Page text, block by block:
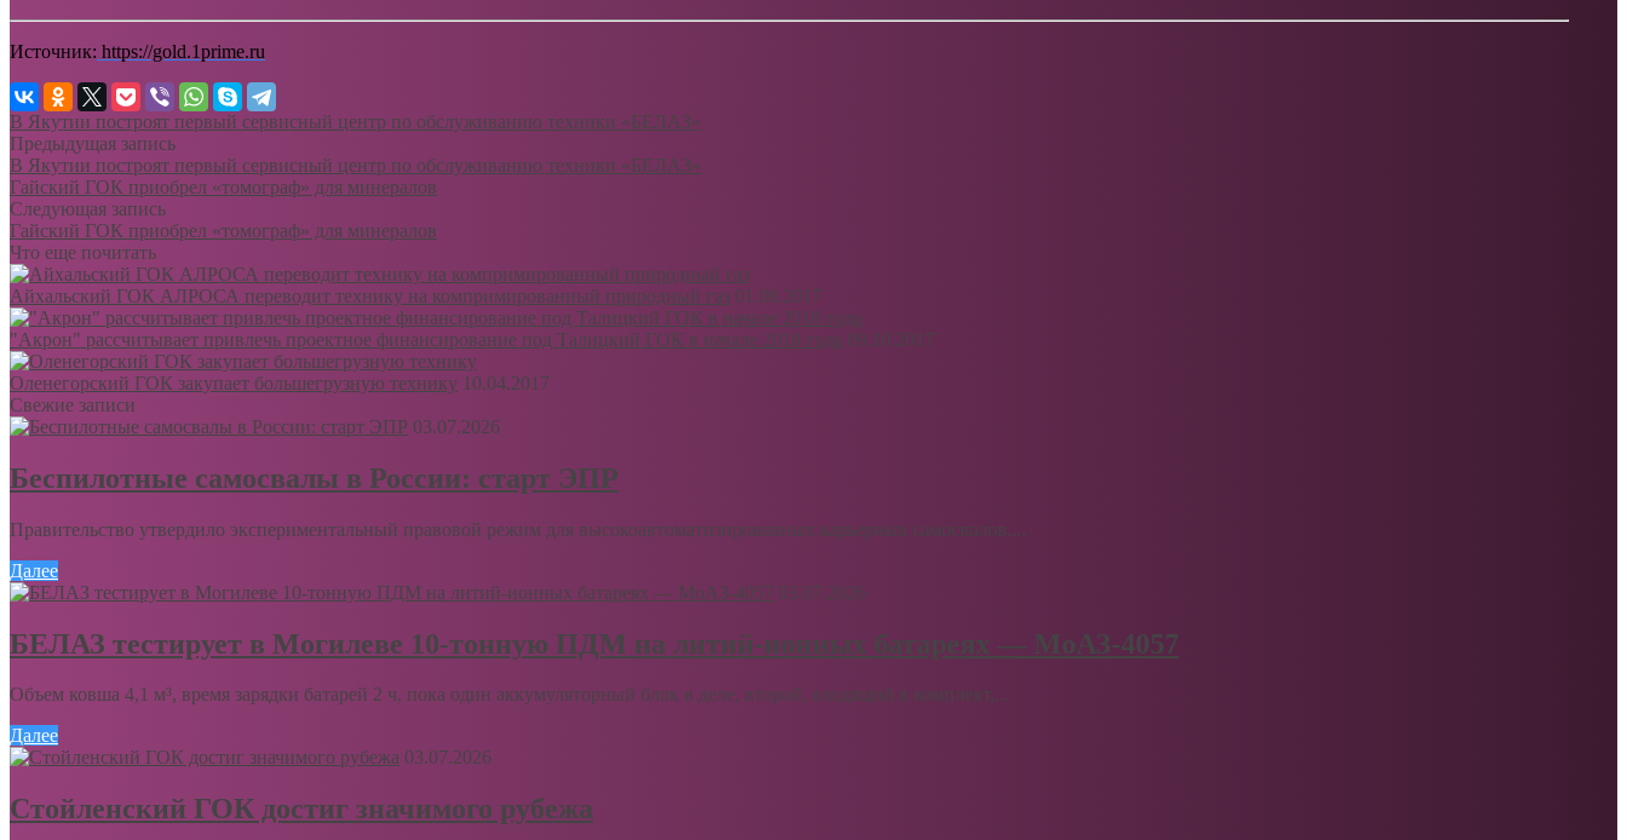
Источник: https://gold.1prime.ru
В Якутии построят первый сервисный центр по обслуживанию техники «БЕЛАЗ»
Предыдущая запись
В Якутии построят первый сервисный центр по обслуживанию техники «БЕЛАЗ»
Гайский ГОК приобрел «томограф» для минералов
Следующая запись
Гайский ГОК приобрел «томограф» для минералов
Что еще почитать
Айхальский ГОК АЛРОСА переводит технику на компримированный природный газ 01.08.2017
"Акрон" рассчитывает привлечь проектное финансирование под Талицкий ГОК в начале 2018 года 09.10.2017
Оленегорский ГОК закупает большегрузную технику 10.04.2017
Свежие записи
03.07.2026
Беспилотные самосвалы в России: старт ЭПР
Правительство утвердило экспериментальный правовой режим для высокоавтоматизированных карьерных самосвалов....
Далее
03.07.2026
БЕЛАЗ тестирует в Могилеве 10-тонную ПДМ на литий-ионных батареях — МоАЗ-4057
Объем ковша 4,1 м³, время зарядки батарей 2 ч, пока один аккумуляторный блок в деле, второй, входящий в комплект,...
Далее
03.07.2026
Стойленский ГОК достиг значимого рубежа